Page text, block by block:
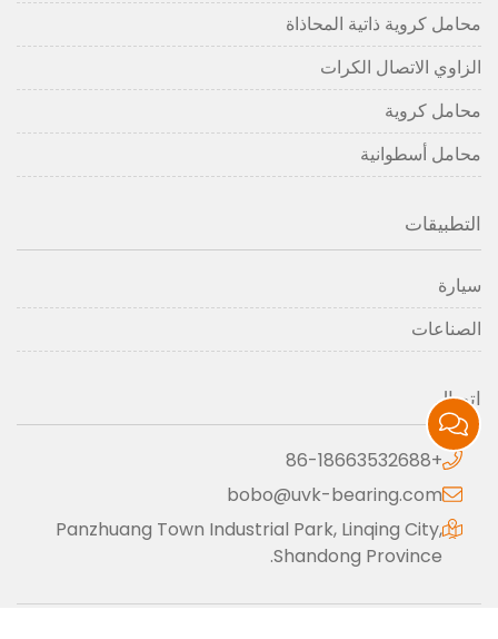
محامل كروية ذاتية المحاذاة
الزاوي الاتصال الكرات
محامل كروية
محامل أسطوانية
التطبيقات
سيارة
الصناعات
اتصال
+86-18663532688
bobo@uvk-bearing.com
Panzhuang Town Industrial Park, Linqing City,
Shandong Province.